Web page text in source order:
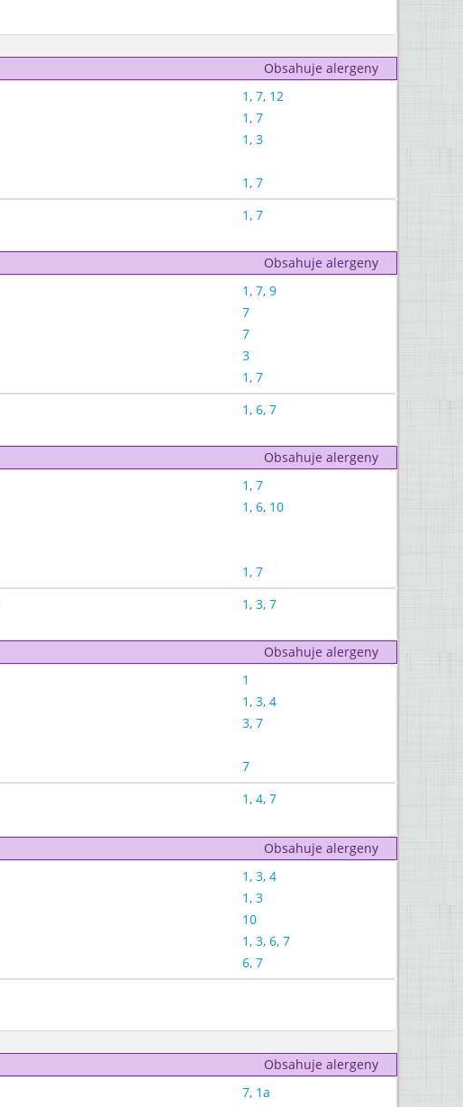
Obsahuje alergeny
1, 7, 12
1, 7
1, 3
1, 7
1, 7
Obsahuje alergeny
1, 7, 9
7
7
3
1, 7
1, 6, 7
Obsahuje alergeny
1, 7
1, 6, 10
1, 7
1, 3, 7
Obsahuje alergeny
1
1, 3, 4
3, 7
7
1, 4, 7
Obsahuje alergeny
1, 3, 4
1, 3
10
1, 3, 6, 7
6, 7
Obsahuje alergeny
7, 1a